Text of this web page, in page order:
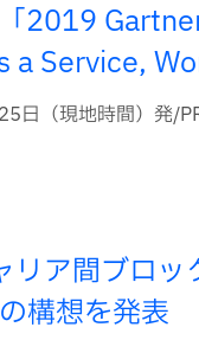
2019
Service,
日（現地時間）発/
ア間ブロッ
構想を発表